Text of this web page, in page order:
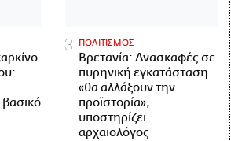
ΠΟΛΙΤΙΣΜΟΣ
Βρετανία: Ανασκαφές σε
πυρηνική εγκατάσταση
«θα αλλάξουν την
προϊστορία»,
υποστηρίζει
αρχαιολόγος